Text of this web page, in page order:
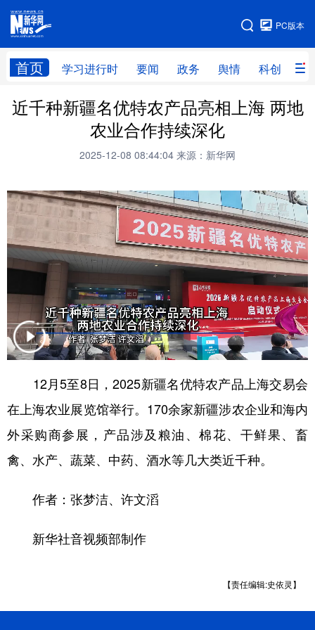
PC版本
首页 学习进行时 要闻 政务 舆情 科创 产
网站地图
首页 学习进行时 要闻 政务
科创 产经
民生
房产 体育 健康 图片
信息 廉政 原创 长三角频道
近千种新疆名优特农产品亮相上海 两地
农业合作持续深化
2025-12-08 08:44:04 来源：新华网
12月5至8日，2025新疆名优特农产品上海交易会
在上海农业展览馆举行。170余家新疆涉农企业和海内
外采购商参展，产品涉及粮油、棉花、干鲜果、畜
禽、水产、蔬菜、中药、酒水等几大类近千种。
作者：张梦洁、许文滔
新华社音视频部制作
【责任编辑:史依灵】